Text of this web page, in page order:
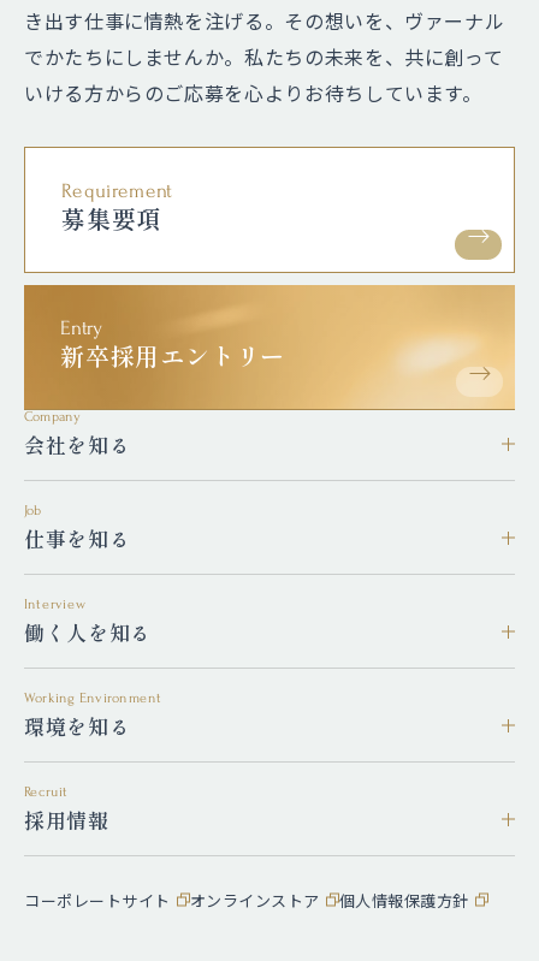
き出す仕事に情熱を注げる。 その想いを、ヴァーナル
でかたちにしませんか。私たちの未来を、共に創って
いける方からのご応募を心よりお待ちしています。
Requirement
募集要項
Entry
新卒採用エントリー
Company
会社を知る
Job
仕事を知る
Interview
働く人を知る
Working Environment
環境を知る
Recruit
採用情報
コーポレートサイト オンラインストア 個人情報保護方針